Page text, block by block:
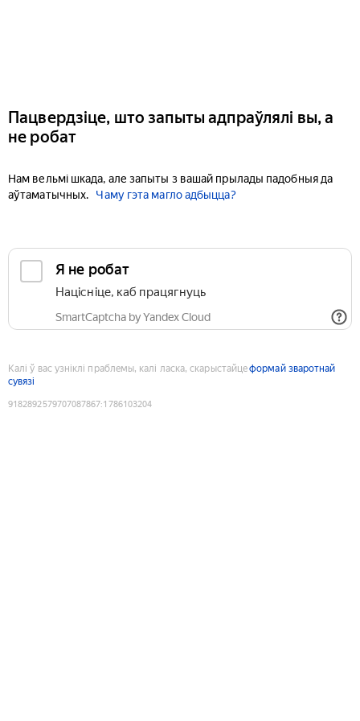
Пацвердзіце, што запыты адпраўлялі вы, а
не робат
Нам вельмі шкада, але запыты з вашай прылады падобныя да
аўтаматычных.
Чаму гэта магло адбыцца?
Я не робат
Націсніце, каб працягнуць
SmartCaptcha by Yandex Cloud
Калі ў вас узніклі праблемы, калі ласка, скарыстайцеформай зваротнай
сувязі
9182892579707087867:1786103204